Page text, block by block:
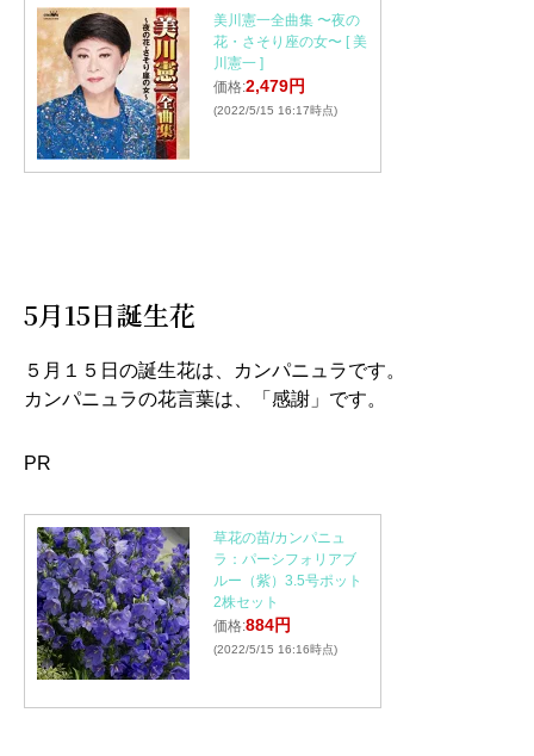
美川憲一全曲集 〜夜の
花・さそり座の女〜 [ 美
川憲一 ]
価格:2,479円
(2022/5/15 16:17時点)
5月15日誕生花
５月１５日の誕生花は、カンパニュラです。
カンパニュラの花言葉は、「感謝」です。
PR
草花の苗/カンパニュ
ラ：パーシフォリアブ
ルー（紫）3.5号ポット
2株セット
価格:884円
(2022/5/15 16:16時点)